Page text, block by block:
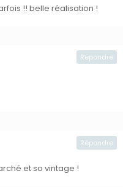
!! belle réalisation !
Répondre
et so vintage !
Répondre